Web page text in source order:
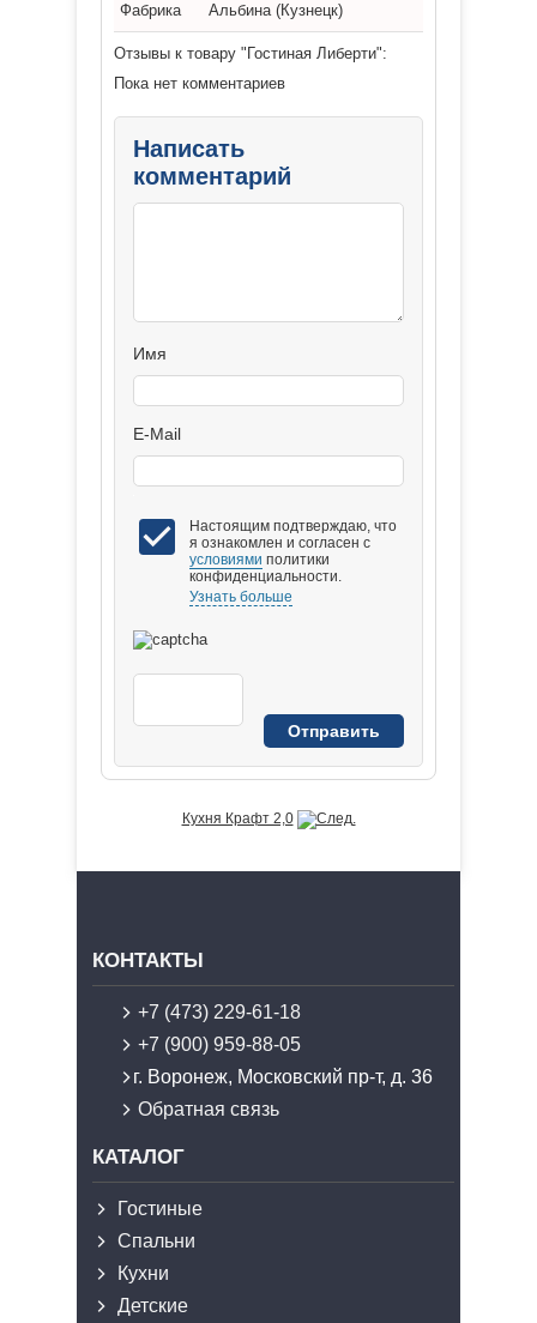
Фабрика Альбина (Кузнецк)
Отзывы к товару "Гостиная Либерти":
Пока нет комментариев
Написать
комментарий
Имя
E-Mail
Настоящим подтверждаю, что
я ознакомлен и согласен с
условиями политики
конфиденциальности.
Узнать больше
Кухня Крафт 2,0
КОНТАКТЫ
+7 (473) 229-61-18
+7 (900) 959-88-05
г. Воронеж, Московский пр-т, д. 36
Обратная связь
КАТАЛОГ
Гостиные
Спальни
Кухни
Детские